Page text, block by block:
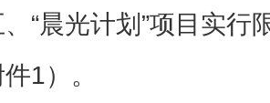
晨光计划”项目实行
1）。